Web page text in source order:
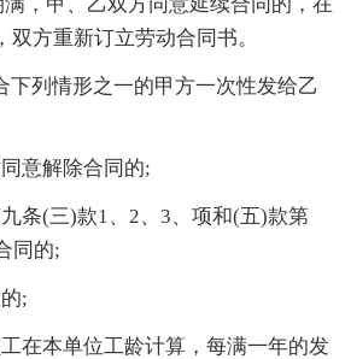
双方重新订立劳动合同书。
下列情形之一的甲方一次性发给乙
意解除合同的;
条(三)款1、2、3、项和(五)款第
同的;
;
在本单位工龄计算，每满一年的发